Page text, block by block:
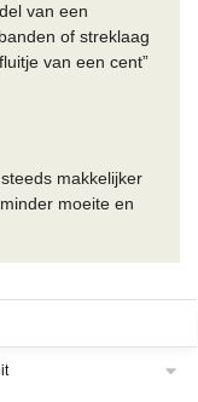
van een
of streklaag
van een cent”
makkelijker
moeite en